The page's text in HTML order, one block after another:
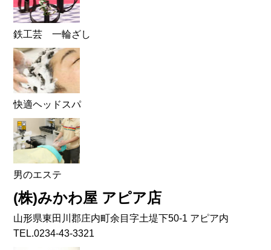
鉄工芸 一輪ざし
快適ヘッドスパ
男のエステ
(株)みかわ屋 アピア店
山形県東田川郡庄内町余目字土堤下50-1 アピア内
TEL.0234-43-3321